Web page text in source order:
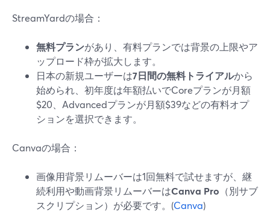
StreamYardの場合：
無料プランがあり、有料プランでは背景の上限やア
ップロード枠が拡大します。
日本の新規ユーザーは7日間の無料トライアルから
始められ、初年度は年額払いでCoreプランが月額
$20、Advancedプランが月額$39などの有料オプ
ションを選択できます。
Canvaの場合：
画像用背景リムーバーは1回無料で試せますが、継
続利用や動画背景リムーバーはCanva Pro （別サブ
スクリプション）が必要です。(Canva)